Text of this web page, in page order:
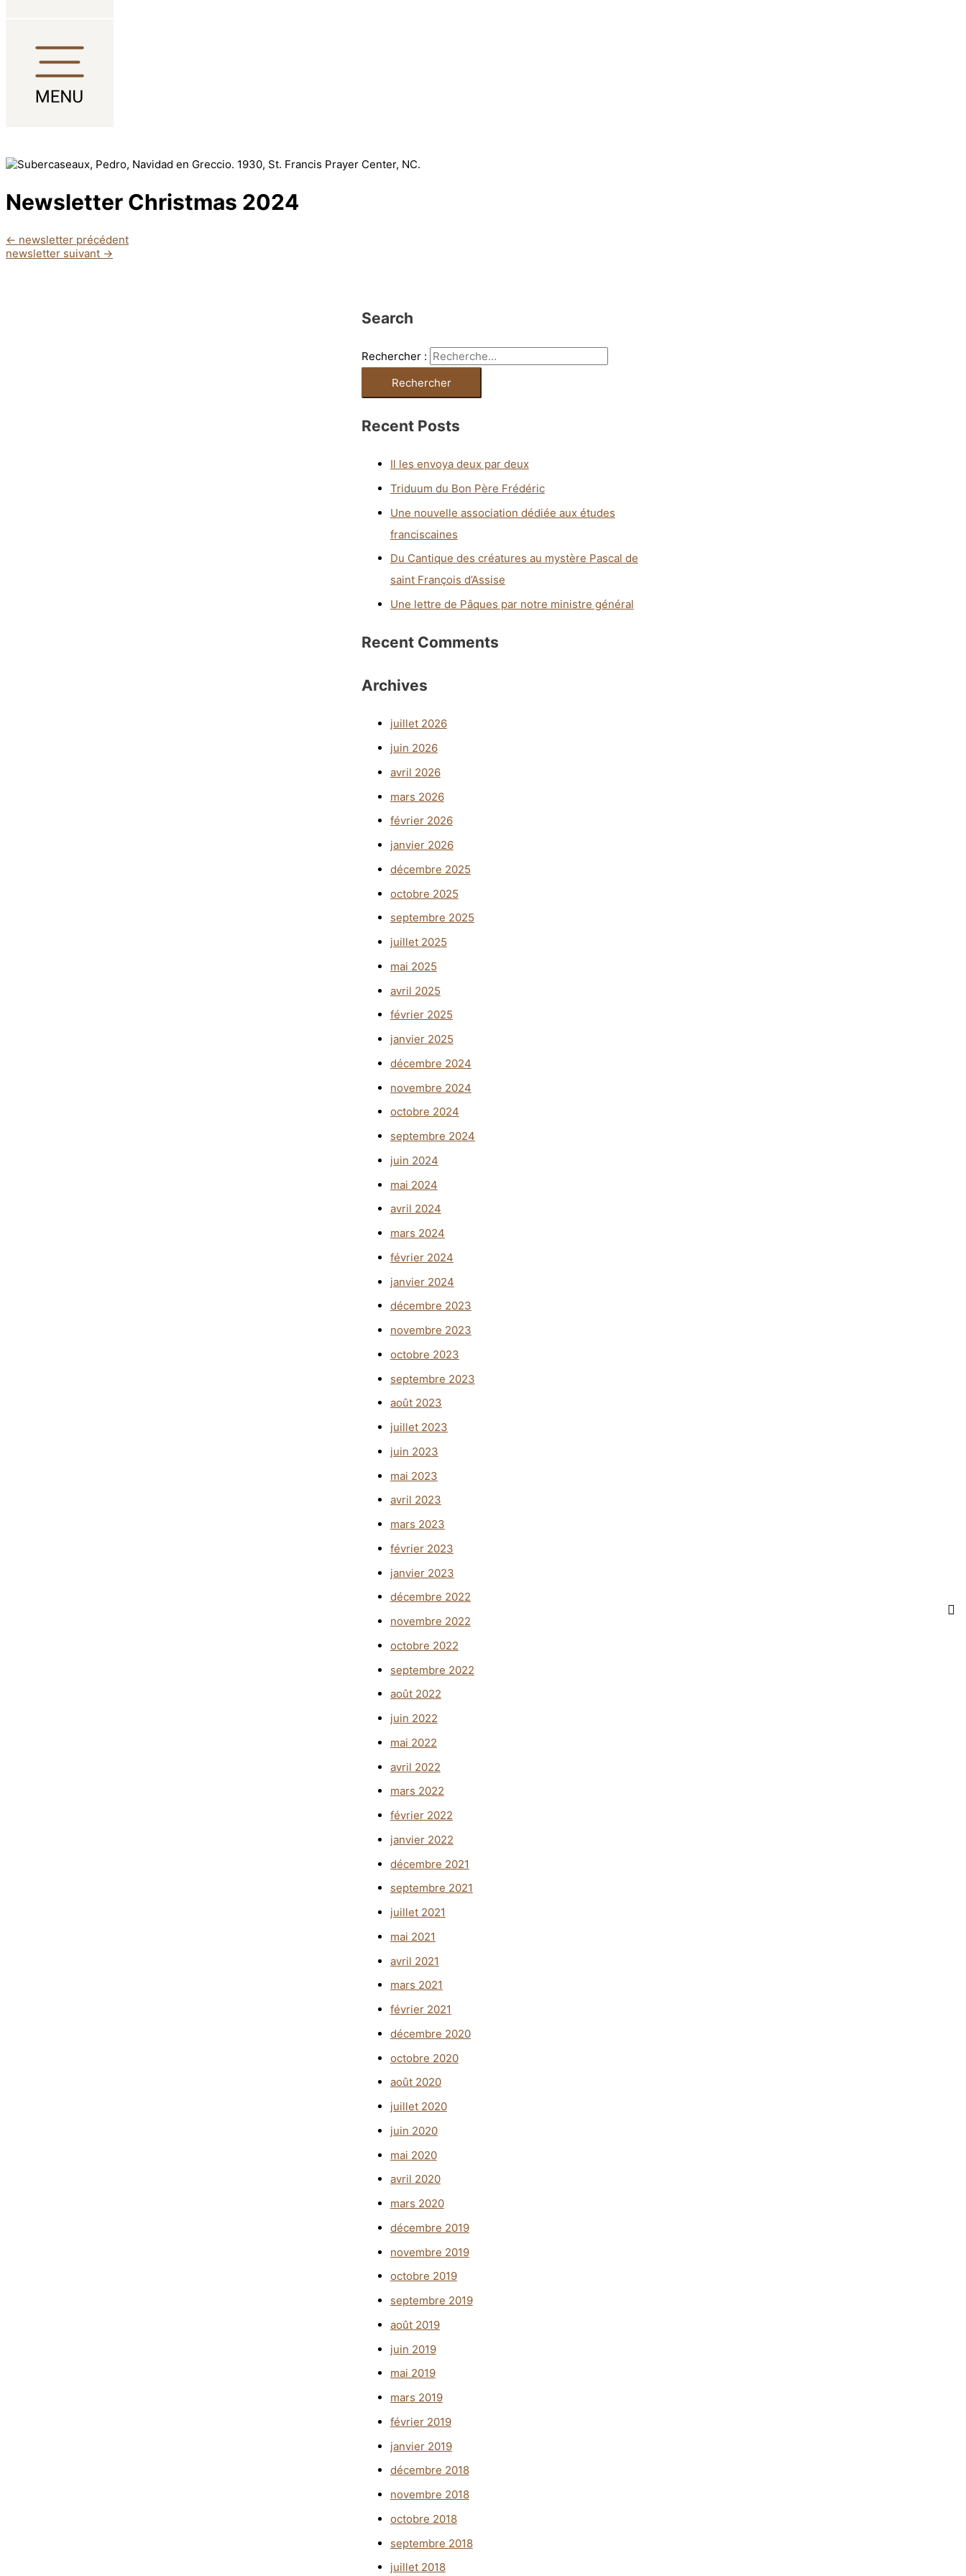
Newsletter Christmas 2024
← newsletter précédent
newsletter suivant →
Search
Rechercher :
Recent Posts
Il les envoya deux par deux
Triduum du Bon Père Frédéric
Une nouvelle association dédiée aux études
franciscaines
Du Cantique des créatures au mystère Pascal de
saint François d’Assise
Une lettre de Pâques par notre ministre général
Recent Comments
Archives
juillet 2026
juin 2026
avril 2026
mars 2026
février 2026
janvier 2026
décembre 2025
octobre 2025
septembre 2025
juillet 2025
mai 2025
avril 2025
février 2025
janvier 2025
décembre 2024
novembre 2024
octobre 2024
septembre 2024
juin 2024
mai 2024
avril 2024
mars 2024
février 2024
janvier 2024
décembre 2023
novembre 2023
octobre 2023
septembre 2023
août 2023
juillet 2023
juin 2023
mai 2023
avril 2023
mars 2023
février 2023
janvier 2023
décembre 2022
novembre 2022
octobre 2022
septembre 2022
août 2022
juin 2022
mai 2022
avril 2022
mars 2022
février 2022
janvier 2022
décembre 2021
septembre 2021
juillet 2021
mai 2021
avril 2021
mars 2021
février 2021
décembre 2020
octobre 2020
août 2020
juillet 2020
juin 2020
mai 2020
avril 2020
mars 2020
décembre 2019
novembre 2019
octobre 2019
septembre 2019
août 2019
juin 2019
mai 2019
mars 2019
février 2019
janvier 2019
décembre 2018
novembre 2018
octobre 2018
septembre 2018
juillet 2018